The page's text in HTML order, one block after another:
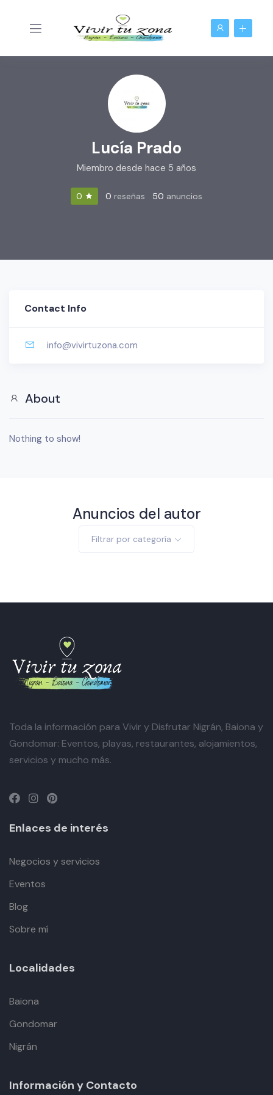
Lucía Prado
Miembro desde hace 5 años
0 0 reseñas 50 anuncios
Contact Info
info@vivirtuzona.com
About
Nothing to show!
Anuncios del autor
Filtrar por categoría
Toda la información para Vivir y Disfrutar Nigrán, Baiona y
Gondomar: Eventos, playas, restaurantes, alojamientos,
servicios y mucho más.
Enlaces de interés
Negocios y servicios
Eventos
Blog
Sobre mí
Localidades
Baiona
Gondomar
Nigrán
Información y Contacto